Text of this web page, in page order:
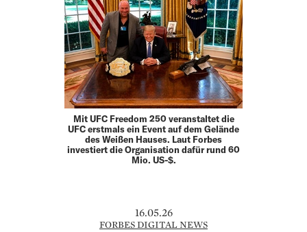
Mit UFC Freedom 250 veranstaltet die
UFC erstmals ein Event auf dem Gelände
des Weißen Hauses. Laut Forbes
investiert die Organisation dafür rund 60
Mio. US-$.
16.05.26
FORBES DIGITAL NEWS